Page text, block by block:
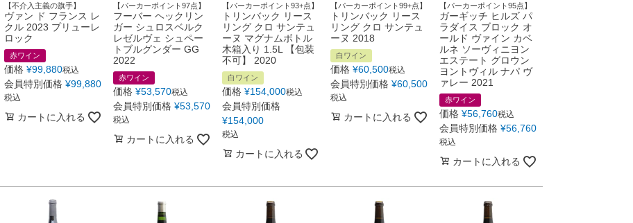
【不介入主義の旗手】
ヴァン ド フランス レ
クル 2023 プリューレ
ロック
赤ワイン
価格 ¥99,880税込
会員特別価格 ¥99,880
税込
カートに入れる
【パーカーポイント97点】
フーバー ヘックリン
ガー シュロスベルク
レゼルヴェ シュペー
トブルグンダー GG
2022
赤ワイン
価格 ¥53,570税込
会員特別価格 ¥53,570
税込
カートに入れる
【パーカーポイント93+点】
トリンバック リース
リング クロ サンテュ
ーヌ マグナムボトル
木箱入り 1.5L 【包装
不可】 2020
白ワイン
価格 ¥154,000税込
会員特別価格
¥154,000
税込
カートに入れる
【パーカーポイント99+点】
トリンバック リース
リング クロ サンテュ
ーヌ 2018
白ワイン
価格 ¥60,500税込
会員特別価格 ¥60,500
税込
カートに入れる
【パーカーポイント95点】
ガーギッチ ヒルズ パ
ラダイス ブロック オ
ールド ヴァイン カベ
ルネ ソーヴィニヨン
エステート グロウン
ヨントヴィル ナパ ヴ
ァレー 2021
赤ワイン
価格 ¥56,760税込
会員特別価格 ¥56,760
税込
カートに入れる